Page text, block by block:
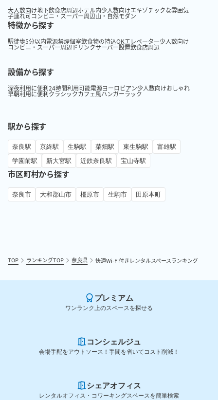
大人数向け地下飲食店周辺ホテル内少人数向けエキゾチックな雰囲気
子連れ可コンビニ・スーパー周辺山・自然モダン
特徴から探す
駅徒歩5分以内電源禁煙個室飲食物の持込OKエレベーター少人数向け
コンビニ・スーパー周辺ドリンクサーバー設置飲食店周辺
設備から探す
深夜利用に便利24時間利用可能電源ヨーロピアン少人数向けおしゃれ
早朝利用に便利クラシックカフェ風ハンガーラック
駅から探す
奈良駅 京終駅 生駒駅 菜畑駅 東生駒駅
富雄駅
学園前駅
新大宮駅 近鉄奈良駅 宝山寺駅
市区町村から探す
奈良市 大和郡山市 橿原市 生駒市 田原本町
TOP ランキングTOP 奈良県 快適Wi-Fi付きレンタルスペースランキング
プレミアム
ワンランク上のスペースを探せる
コンシェルジュ
会場手配をアウトソース！手間を省いてコスト削減！
シェアオフィス
レンタルオフィス・コワーキングスペースを簡単検索